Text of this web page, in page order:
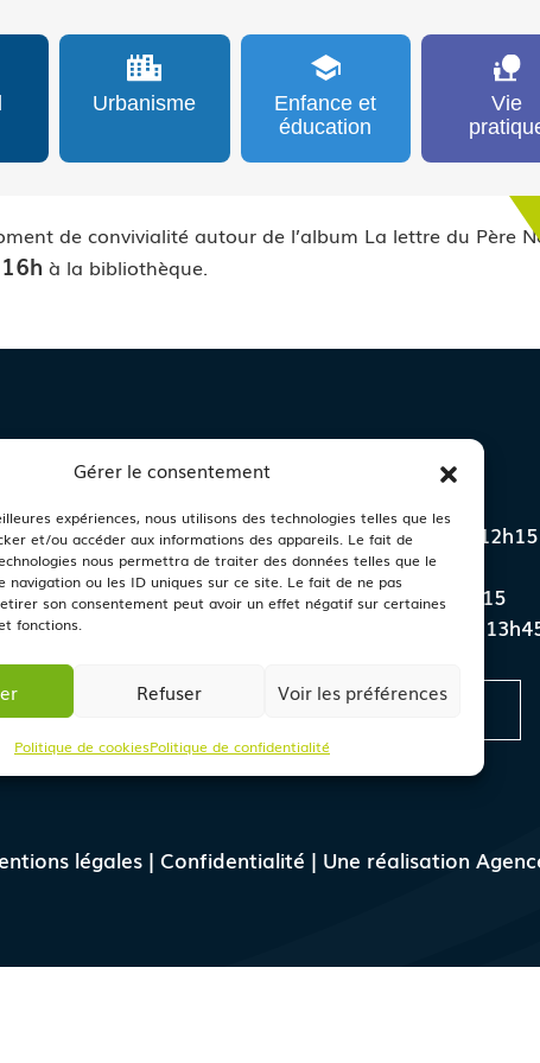
Gérer le consentement
expériences, nous utilisons des technologies telles que les
et/ou accéder aux informations des appareils. Le fait de
nous permettra de traiter des données telles que le
navigation ou les ID uniques sur ce site. Le fait de ne pas
son consentement peut avoir un effet négatif sur certaines
fonctions.
Refuser Voir les préférences
Politique de cookiesPolitique de confidentialité
Urbanisme
Enfance et
éducation
Vie
de convivialité autour de l’album La lettre du Père
à la bibliothèque.
Perret
50 02 48
D'OUVERTURE
Lundi - Mercredi : 8h30-
17h00
Mardi - Jeudi : 8h30-12h15
Vendredi : 8h30-12h15 /
NOUS CONTACTER
légales| Confidentialité | Une réalisation